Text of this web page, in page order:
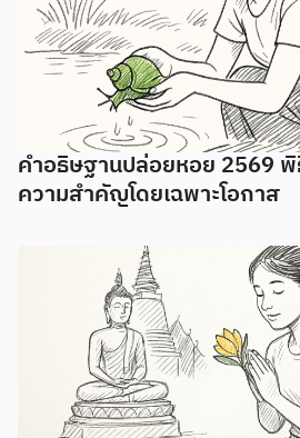
คำอธิษฐานปล่อยหอย 2569
ความสำคัญโดยเฉพาะโอกาส